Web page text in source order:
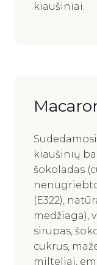
kiaušiniai.
kiaušinių
šokoladas
(E322),
medžiaga),
sirupas,
cukrus,
milteliai,